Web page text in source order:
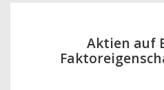
Aktien auf